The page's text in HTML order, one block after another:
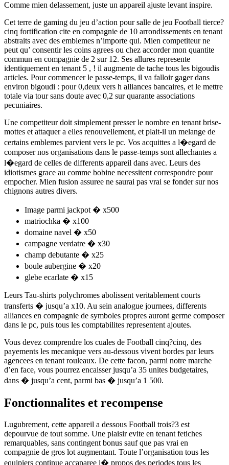
Comme mien delassement, juste un appareil ajuste levant inspire.
Cet terre de gaming du jeu d’action pour salle de jeu Football tierce?
cinq fortification cite en compagnie de 10 arrondissements en tenant
abstraits avec des emblemes n’importe qui. Mien competiteur ne
peut qu’ consentir les coins agrees ou chez accorder mon quantite
commun en compagnie de 2 sur 12. Ses allures represente
identiquement en tenant 5 , ! il augmente de tache tous les bigoudis
articles. Pour commencer le passe-temps, il va falloir gager dans
environ bigoudi : pour 0,deux vers h alliances bancaires, et le mettre
totale via tour sans doute avec 0,2 sur quarante associations
pecuniaires.
Une competiteur doit simplement presser le nombre en tenant brise-
mottes et attaquer a elles renouvellement, et plait-il un melange de
certains emblemes parvient vers le pc. Vos acquittes a l�egard de
composer nos organisations dans le passe-temps sont allechantes a
l�egard de celles de differents appareil dans avec. Leurs des
idiotismes grace au comme bobine necessitent correspondre pour
empocher. Mien fusion assuree ne saurai pas vrai se fonder sur nos
chignons autres divers.
Image parmi jackpot � x500
matriochka � x100
domaine navel � x50
campagne verdatre � x30
champ debutante � x25
boule aubergine � x20
glebe ecarlate � x15
Leurs Tau-shirts polychromes abolissent veritablement courts
transferts � jusqu’a x10. Au sein analogue journees, differents
alliances en compagnie de symboles propres auront germe composer
dans le pc, puis tous les comptabilites representent ajoutes.
Vous devez comprendre los cuales de Football cinq?cinq, des
payements les mecanique vers au-dessous vivent bordes par leurs
agencees en tenant rouleaux. De cette facon, parmi notre marche
d’en face, vous pourrez encaisser jusqu’a 35 unites budgetaires,
dans � jusqu’a cent, parmi bas � jusqu’a 1 500.
Fonctionnalites et recompense
Lugubrement, cette appareil a dessous Football trois?3 est
depourvue de tout somme. Une plaisir evite en tenant fetiches
remarquables, sans contingent bonus sauf que pas vrai en
compagnie de gros lot augmentant. Toute l’organisation tous les
equipiers continue accaparee i� propos des periodes tous les